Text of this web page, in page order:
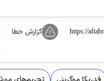
https:// گزارش خطا